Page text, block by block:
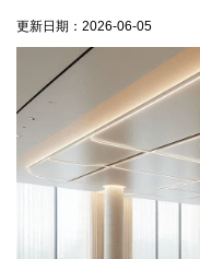
更新日期： 2026-06-05